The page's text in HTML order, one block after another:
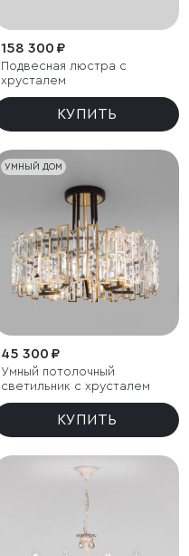
158 300 ₽
Подвесная люстра с
хрусталем
КУПИТЬ
УМНЫЙ ДОМ
45 300 ₽
Умный потолочный
светильник с хрусталем
КУПИТЬ